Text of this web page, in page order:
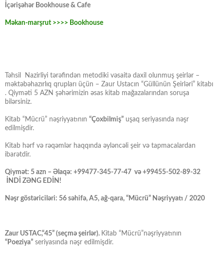
İçərişəhər Bookhouse & Cafe
Məkan-marşrut >>>> Bookhouse
Təhsil Nazirliyi tərəfindən metodiki vəsaitə daxil olunmuş şeirlər –
məktəbəhazırlıq qrupları üçün – Zaur Ustacın “Güllünün Şeirləri” kitabı
. Qiyməti 5 AZN şəhərimizin əsas kitab mağazalarından soruşa
bilərsiniz.
Kitab “Mücrü” nəşriyyatının “Çoxbilmiş” uşaq seriyasında nəşr
edilmişdir.
Kitab hərf və rəqəmlər haqqında əyləncəli şeir və tapmacalardan
ibarətdir.
Qiymət: 5 azn – Əlaqə: +99477-345-77-47 və +99455-502-89-32
İNDİ ZƏNG EDİN!
Nəşr göstəriciləri: 56 səhifə, A5, ağ-qara, “Mücrü” Nəşriyyatı / 2020
Zaur USTAC,“45” (seçmə şeirlər). Kitab “Mücrü”nəşriyyatının
“Poeziya” seriyasında nəşr edilmişdir.